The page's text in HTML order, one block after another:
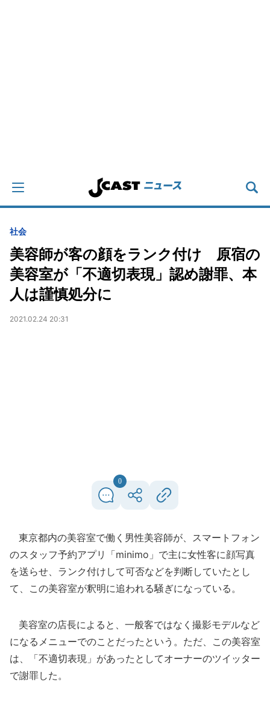
社会
美容師が客の顔をランク付け 原宿の
美容室が「不適切表現」認め謝罪、本
人は謹慎処分に
2021.02.24 20:31
0
東京都内の美容室で働く男性美容師が、スマートフォン
のスタッフ予約アプリ「minimo」で主に女性客に顔写真
を送らせ、ランク付けして可否などを判断していたとし
て、この美容室が釈明に追われる騒ぎになっている。
美容室の店長によると、一般客ではなく撮影モデルなど
になるメニューでのことだったという。ただ、この美容室
は、「不適切表現」があったとしてオーナーのツイッター
で謝罪した。